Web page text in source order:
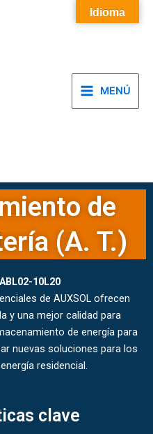
Main
MENÚ
de
(A. T.)
10L20
de AUXSOL ofrecen
y una mejor calidad para
de energía para
nuevas soluciones para los
residencial.
clave
Idioma